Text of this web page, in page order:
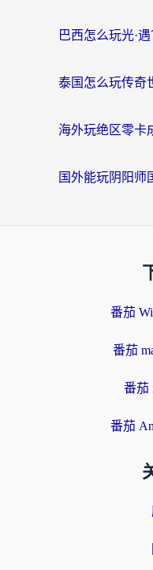
番茄
番茄
番茄
番茄